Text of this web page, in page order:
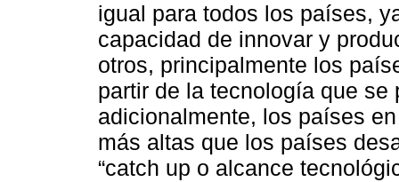
igual para todos los países,
capacidad de innovar y
otros, principalmente los
partir de la tecnología que
adicionalmente, los países
más altas que los países
“catch up o alcance